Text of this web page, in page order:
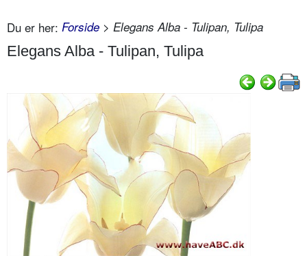
Du er her: Forside > Elegans Alba - Tulipan, Tulipa
Elegans Alba - Tulipan, Tulipa